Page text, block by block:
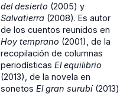
del desierto (2005) y
Salvatierra (2008). Es autor
de los cuentos reunidos en
Hoy temprano (2001), de la
recopilación de columnas
periodísticas El equilibrio
(2013), de la novela en
sonetos El gran surubí(2013)